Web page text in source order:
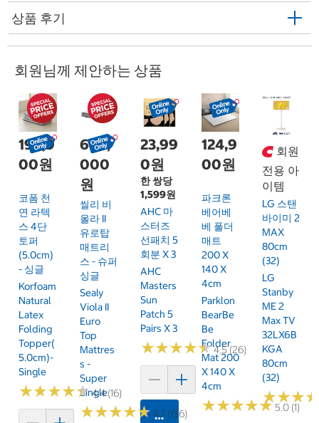
상품 후기
회원님께 제안하는 상품
199,9
00원
코폼 천
연 라텍
스 4단
토퍼
(5.0cm)
- 싱글
Korfoam
Natural
Latex
Folding
Topper(
5.0cm)-
Single
★★★★★
★★★★★4.4 (16)
649,
000
원
씰리 비
올라 II
유로탑
매트리
스 - 슈퍼
싱글
Sealy
Viola II
Euro
Top
Mattres
S -
Super
Single
★★★★★
★★★★★ 4.7 (156)
23,99
0원
한 쌍당
1,599원
AHC 마
스터즈
선패치 5
회분 X 3
AHC
Masters
Sun
Patch 5
Pairs X 3
★★★★★
★★★★★4.5 (26)
카트에 담기
124,9
00원
파크론
베어베
베 폴더
매트
200 X
140 X
4cm
Parklon
BearBe
Be
Folder
Mat 200
X 140 X
4cm
★★★★★
★★★★★5.0 (1)
회원
전용 아
이템
LG 스탠
바이미 2
MAX
80cm
(32)
LG
Stanby
ME 2
Max TV
32LX6B
KGA
80cm
(32)
★★★
★★★